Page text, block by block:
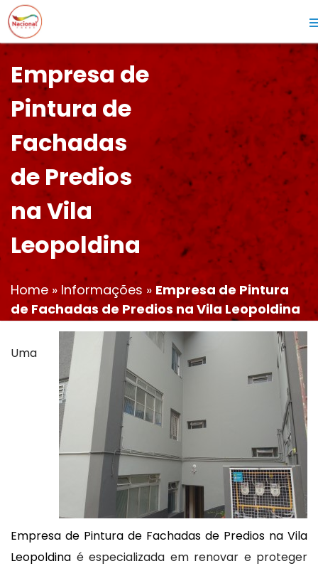
Empresa de
Pintura de
Fachadas
de Predios
na Vila
Leopoldina
Home » Informações » Empresa de Pintura
de Fachadas de Predios na Vila Leopoldina
Uma
Empresa de Pintura de Fachadas de Predios na Vila
Leopoldina é especializada em renovar e proteger